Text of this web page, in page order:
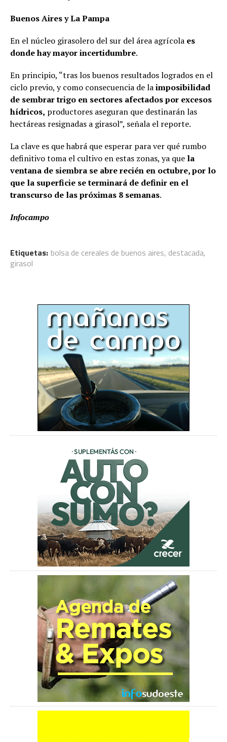
Buenos Aires y La Pampa
En el núcleo girasolero del sur del área agrícola es
donde hay mayor incertidumbre.
En principio, “tras los buenos resultados logrados en el
ciclo previo, y como consecuencia de laimposibilidad
de sembrar trigo en sectores afectados por excesos
hídricos, productores aseguran que destinarán las
hectáreas resignadas a girasol”, señala el reporte.
La clave es que habrá que esperar para ver qué rumbo
definitivo toma el cultivo en estas zonas, ya que la
ventana de siembra se abre recién en octubre, por lo
que la superficie se terminará de definir en el
transcurso de las próximas 8 semanas.
Infocampo
Etiquetas: bolsa de cereales de buenos aires, destacada,
girasol